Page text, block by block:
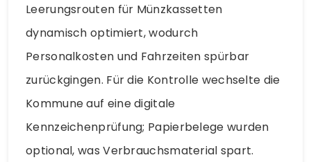
Leerungsrouten für Münzkassetten
dynamisch optimiert, wodurch
Personalkosten und Fahrzeiten spürbar
zurückgingen. Für die Kontrolle wechselte die
Kommune auf eine digitale
Kennzeichenprüfung; Papierbelege wurden
optional, was Verbrauchsmaterial spart.